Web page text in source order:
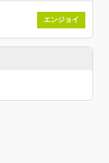
エンジョイ